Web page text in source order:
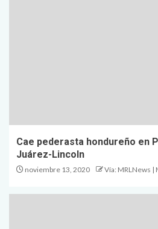
Cae pederasta hondureño en
Juárez-Lincoln
noviembre 13, 2020 Vía: MRLNews |